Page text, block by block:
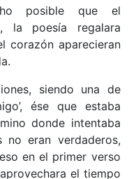
posible que el
la poesía regalara
corazón aparecieran
siendo una de
ése que estaba
donde intentaba
eran verdaderos,
en el primer verso
el tiempo